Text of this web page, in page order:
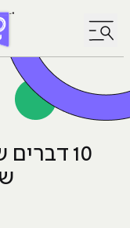
לחץ לפתיחת/סגירת
10